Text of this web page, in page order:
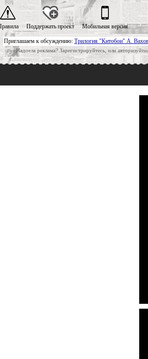
Приглашаем к обсуждению: Трилогия "Китобои" А.
Надоела реклама? Зарегистрируйтесь, или
Поддержать проект Мобильная версия